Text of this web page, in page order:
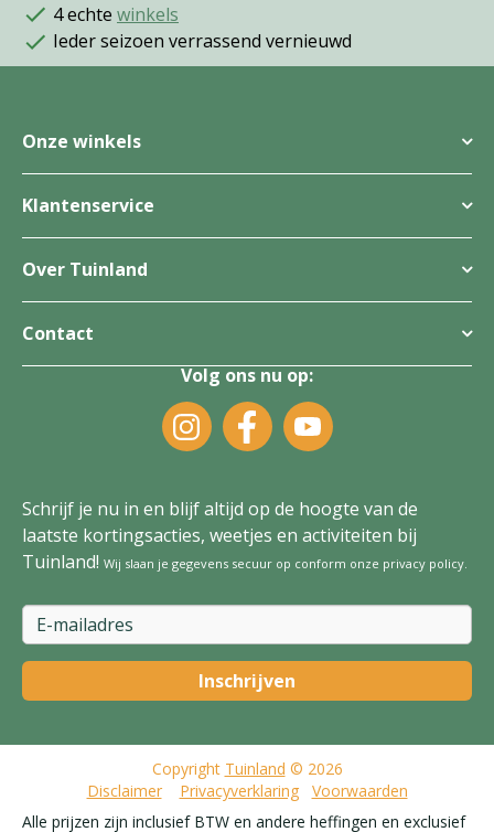
4 echte winkels
Ieder seizoen verrassend vernieuwd
Onze winkels
Klantenservice
Over Tuinland
Contact
Volg ons nu op:
Schrijf je nu in en blijf altijd op de hoogte van de
laatste kortingsacties, weetjes en activiteiten bij
Tuinland! Wij slaan je gegevens secuur op conform onze privacy policy.
Copyright Tuinland © 2026
Disclaimer
Privacyverklaring
Voorwaarden
Alle prijzen zijn inclusief BTW en andere heffingen en exclusief